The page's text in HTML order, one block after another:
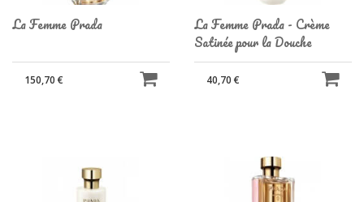
La Femme Prada
150,70 €
La Femme Prada - Crème
Satinée pour la Douche
40,70 €